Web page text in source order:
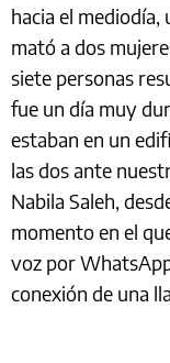
hacia el
mató a dos
siete personas
fue un día muy
estaban en un
las dos ante
Nabila Saleh,
momento en el
voz por
conexión de una